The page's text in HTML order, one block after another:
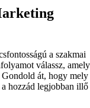
a szakmai
válassz, amely
Gondold át, hogy mely
hozzád legjobban illő